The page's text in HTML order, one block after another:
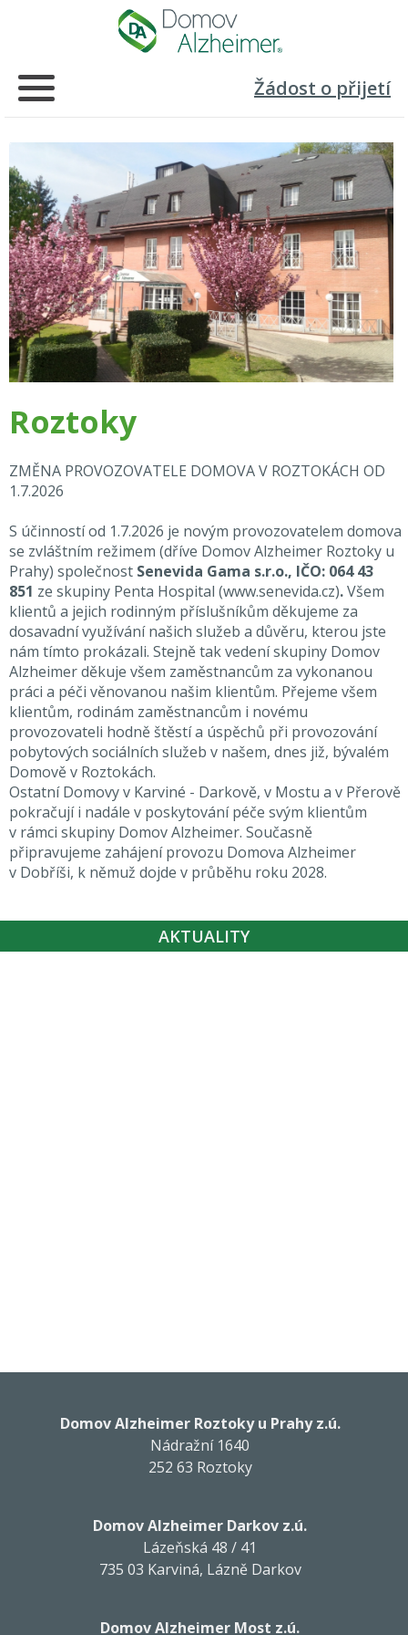
Žádost o přijetí
Roztoky
ZMĚNA PROVOZOVATELE DOMOVA V ROZTOKÁCH OD
1.7.2026
S účinností od 1.7.2026 je novým provozovatelem domova
se zvláštním režimem (dříve Domov Alzheimer Roztoky u
Prahy) společnost Senevida Gama s.r.o., IČO: 064 43
851 ze skupiny Penta Hospital (www.senevida.cz).Všem
klientů a jejich rodinným příslušníkům děkujeme za
dosavadní využívání našich služeb a důvěru, kterou jste
nám tímto prokázali. Stejně tak vedení skupiny Domov
Alzheimer děkuje všem zaměstnancům za vykonanou
práci a péči věnovanou našim klientům. Přejeme všem
klientům, rodinám zaměstnancům i novému
provozovateli hodně štěstí a úspěchů při provozování
pobytových sociálních služeb v našem, dnes již, bývalém
Domově v Roztokách.
Ostatní Domovy v Karviné - Darkově, v Mostu a v Přerově
pokračují i nadále v poskytování péče svým klientům
v rámci skupiny Domov Alzheimer. Současně
připravujeme zahájení provozu Domova Alzheimer
v Dobříši, k němuž dojde v průběhu roku 2028.
AKTUALITY
Domov Alzheimer Roztoky u Prahy z.ú.
Nádražní 1640
252 63 Roztoky
Domov Alzheimer Darkov z.ú.
Lázeňská 48 / 41
735 03 Karviná, Lázně Darkov
Domov Alzheimer Most z.ú.